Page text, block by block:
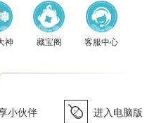
神 藏宝阁 客服中心
小伙伴 򰀄 进入电脑版